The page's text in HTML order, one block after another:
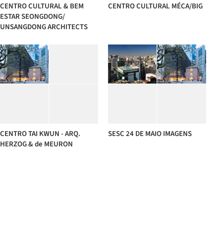
CENTRO CULTURAL & BEM
ESTAR SEONGDONG/
UNSANGDONG ARCHITECTS
CENTRO CULTURAL MÉCA/BIG
CENTRO TAI KWUN - ARQ.
HERZOG & de MEURON
SESC 24 DE MAIO IMAGENS